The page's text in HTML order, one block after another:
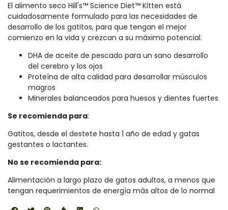
El alimento seco Hill's™ Science Diet™ Kitten está
cuidadosamente formulado para las necesidades de
desarrollo de los gatitos, para que tengan el mejor
comienzo en la vida y crezcan a su máximo potencial.
DHA de aceite de pescado para un sano desarrollo
del cerebro y los ojos
Proteína de alta calidad para desarrollar músculos
magros
Minerales balanceados para huesos y dientes fuertes
Se recomienda para:
Gatitos, desde el destete hasta 1 año de edad y gatas
gestantes o lactantes.
No se recomienda para:
Alimentación a largo plazo de gatos adultos, a menos que
tengan requerimientos de energía más altos de lo normal